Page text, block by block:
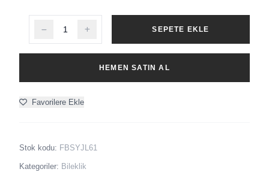
SEPETE EKLE
HEMEN SATIN AL
Favorilere Ekle
Stok kodu: FBSYJL61
Kategoriler: Bileklik